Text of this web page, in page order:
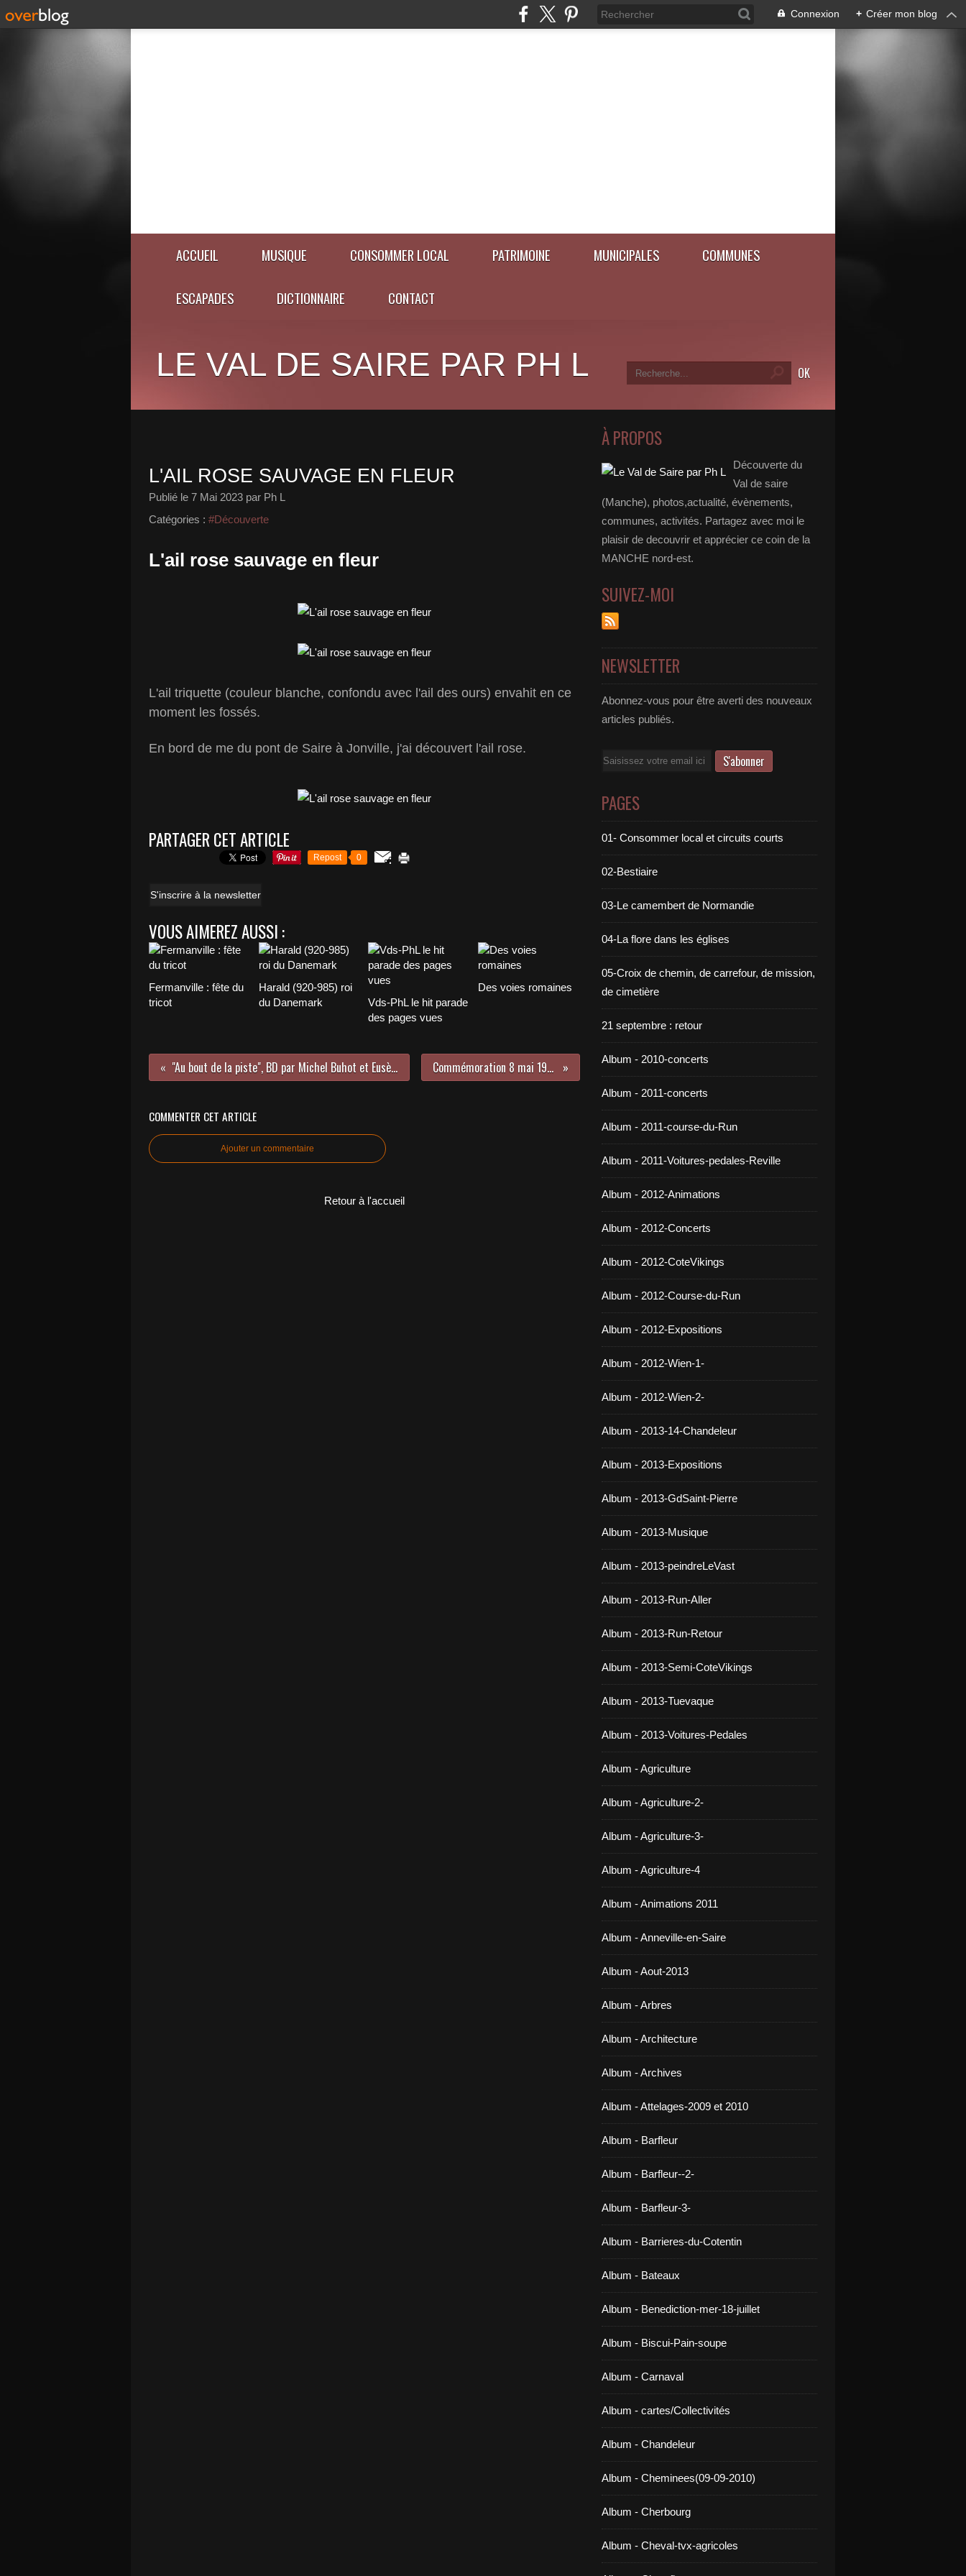
Connexion + Créer mon blog
ACCUEIL MUSIQUE CONSOMMER LOCAL PATRIMOINE MUNICIPALES COMMUNES
ESCAPADES DICTIONNAIRE CONTACT
LE VAL DE SAIRE PAR PH L
L'AIL ROSE SAUVAGE EN FLEUR
Publié le 7 Mai 2023 par Ph L
Catégories : #Découverte
L'ail rose sauvage en fleur
L'ail triquette (couleur blanche, confondu avec l'ail des ours) envahit en ce
moment les fossés.
En bord de me du pont de Saire à Jonville, j'ai découvert l'ail rose.
PARTAGER CET ARTICLE
Repost 0
S'inscrire à la newsletter
VOUS AIMEREZ AUSSI :
Fermanville : fête du
tricot
Harald (920-985) roi
du Danemark
Vds-PhL le hit parade
des pages vues
Des voies romaines
"Au bout de la piste", BD par Michel Buhot et Eusèbe Commémoration 8 mai 1945
COMMENTER CET ARTICLE
Ajouter un commentaire
Retour à l'accueil
À PROPOS
Découverte du
Val de saire
(Manche), photos,actualité, évènements,
communes, activités. Partagez avec moi le
plaisir de decouvrir et apprécier ce coin de la
MANCHE nord-est.
SUIVEZ-MOI
NEWSLETTER
Abonnez-vous pour être averti des nouveaux
articles publiés.
Email
PAGES
01- Consommer local et circuits courts
02-Bestiaire
03-Le camembert de Normandie
04-La flore dans les églises
05-Croix de chemin, de carrefour, de mission,
de cimetière
21 septembre : retour
Album - 2010-concerts
Album - 2011-concerts
Album - 2011-course-du-Run
Album - 2011-Voitures-pedales-Reville
Album - 2012-Animations
Album - 2012-Concerts
Album - 2012-CoteVikings
Album - 2012-Course-du-Run
Album - 2012-Expositions
Album - 2012-Wien-1-
Album - 2012-Wien-2-
Album - 2013-14-Chandeleur
Album - 2013-Expositions
Album - 2013-GdSaint-Pierre
Album - 2013-Musique
Album - 2013-peindreLeVast
Album - 2013-Run-Aller
Album - 2013-Run-Retour
Album - 2013-Semi-CoteVikings
Album - 2013-Tuevaque
Album - 2013-Voitures-Pedales
Album - Agriculture
Album - Agriculture-2-
Album - Agriculture-3-
Album - Agriculture-4
Album - Animations 2011
Album - Anneville-en-Saire
Album - Aout-2013
Album - Arbres
Album - Architecture
Album - Archives
Album - Attelages-2009 et 2010
Album - Barfleur
Album - Barfleur--2-
Album - Barfleur-3-
Album - Barrieres-du-Cotentin
Album - Bateaux
Album - Benediction-mer-18-juillet
Album - Biscui-Pain-soupe
Album - Carnaval
Album - cartes/Collectivités
Album - Chandeleur
Album - Cheminees(09-09-2010)
Album - Cherbourg
Album - Cheval-tvx-agricoles